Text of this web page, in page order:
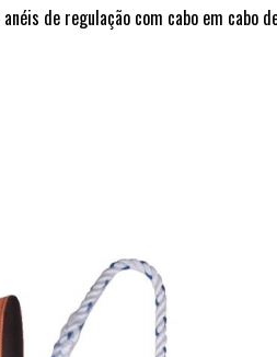
de regulação com cabo em cabo